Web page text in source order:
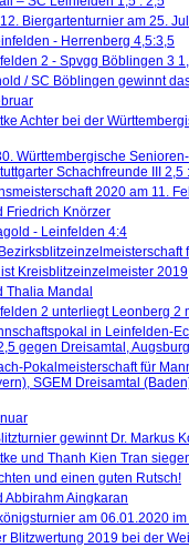
Biergartenturnier am 25.
- Herrenberg 4,5:3,5
2 - Spvgg Böblingen 3
/ SC Böblingen gewinnt
Achter bei der
Württembergische
Schachfreunde III 2,5
2020 am 11.
Friedrich Knörzer
- Leinfelden 4:4
Kreisblitzeinzelmeister 2019
Thalia Mandal
2 unterliegt Leonberg 2
in Leinfelden-
gegen Dreisamtal,
Pokalmeisterschaft für
SGEM Dreisamtal
gewinnt Dr. Markus
und Thanh Kien Tran
und einen guten Rutsch!
Abbirahm Aingkaran
am 06.01.2020
Blitzwertung 2019 bei der